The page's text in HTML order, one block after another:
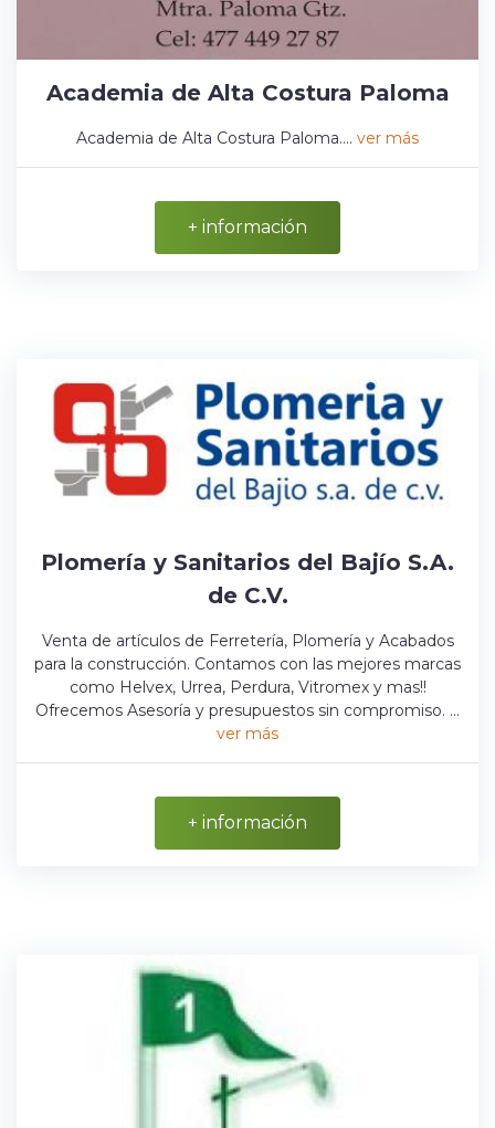
Academia de Alta Costura Paloma
Academia de Alta Costura Paloma.... ver más
+ información
Plomería y Sanitarios del Bajío S.A.
de C.V.
Venta de artículos de Ferretería, Plomería y Acabados
para la construcción. Contamos con las mejores marcas
como Helvex, Urrea, Perdura, Vitromex y mas!!
Ofrecemos Asesoría y presupuestos sin compromiso. ...
ver más
+ información